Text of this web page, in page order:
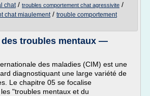
chat/ troubles comportement chat agressivite /
chat miaulement/ trouble comportement
troubles mentaux —
des maladies (CIM) est une
diagnostiquant une large variété de
Le chapitre 05 se focalise
"troubles mentaux et du